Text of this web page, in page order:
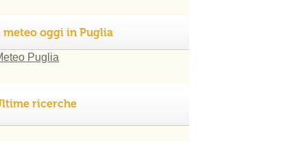
meteo oggi in Puglia
ricerche